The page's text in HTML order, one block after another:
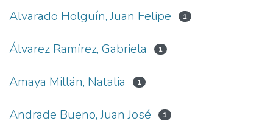
Alvarado Holguín, Juan Felipe 1
Álvarez Ramírez, Gabriela 1
Amaya Millán, Natalia 1
Andrade Bueno, Juan José 1